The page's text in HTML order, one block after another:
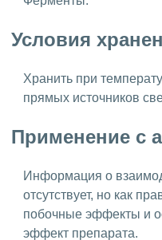
Условия
Хранить при
прямых источников
Применение с
Информация о
отсутствует, но как
побочные эффекты и
эффект препарата.